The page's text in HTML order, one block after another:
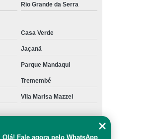
Rio Grande da Serra
Casa Verde
Jaçanã
Parque Mandaqui
Tremembé
Vila Marisa Mazzei
Olá! Fale agora pelo WhatsApp